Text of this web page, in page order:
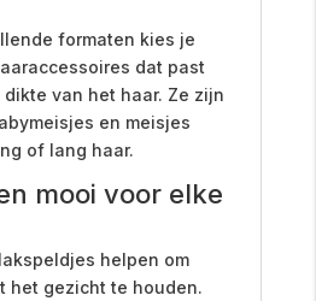
formaten kies je
dat past
van het haar. Ze zijn
en meisjes
of lang haar.
mooi voor elke
helpen om
het gezicht te houden.